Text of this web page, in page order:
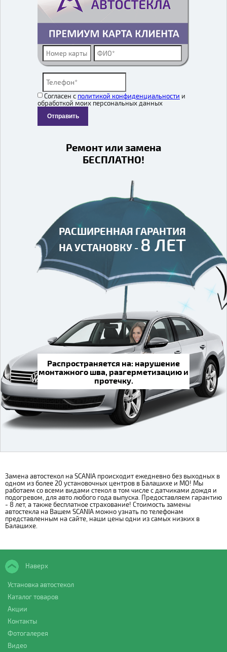
Согласен с политикой конфиденциальности и
обработкой моих персональных данных
Отправить
Ремонт или замена
БЕСПЛАТНО!
РАСШИРЕННАЯ ГАРАНТИЯ
НА УСТАНОВКУ - 8 ЛЕТ
РАСШИРЕННАЯ ГАРАНТИЯ
НА УСТАНОВКУ - 8 ЛЕТ
Распространяется на: нарушение
монтажного шва, разгерметизацию и
протечку.
Замена автостекол на SCANIA происходит ежедневно без выходных в
одном из более 20 установочных центров в Балашихе и МО! Мы
работаем со всеми видами стекол в том числе с датчиками дождя и
подогревом, для авто любого года выпуска. Предоставляем гарантию
- 8 лет, а также бесплатное страхование! Стоимость замены
автостекла на Вашем SCANIA можно узнать по телефонам
представленным на сайте, наши цены одни из самых низких в
Балашихе.
Наверх
Установка автостекол
Каталог товаров
Акции
Контакты
Фотогалерея
Видео